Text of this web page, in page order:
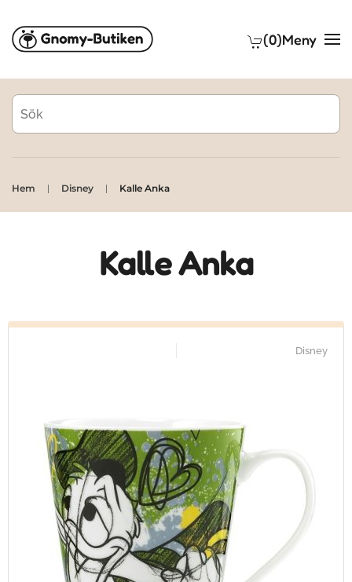
Skip to main content (0)Meny
Hem Disney Kalle Anka
Kalle Anka
Disney